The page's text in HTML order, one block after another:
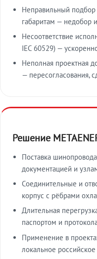
Неправильный
габаритам — недобор
Несоответствие
IEC 60529) —
Неполная проектная
— пересогласования,
Решение
Поставка
документацией и
Соединительные и
корпус с рёбрами
Длительная
паспортом и
Применение в
локальное